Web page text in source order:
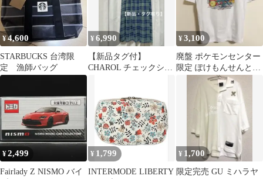
¥4,600
STARBUCKS 台湾限
定 漁師バッグ
¥6,990
【新品タグ付】
CHAROL チェックシア
¥3,100
廃盤 ポケモンセンター
限定 ぽけもんせんと〜
Tシャツ ソーナノ 未使
¥2,499
Fairlady Z NISMO バイ
¥ 1,799
INTERMODE LIBERTY
¥ 1,700
限定完売 GU ミハラヤ